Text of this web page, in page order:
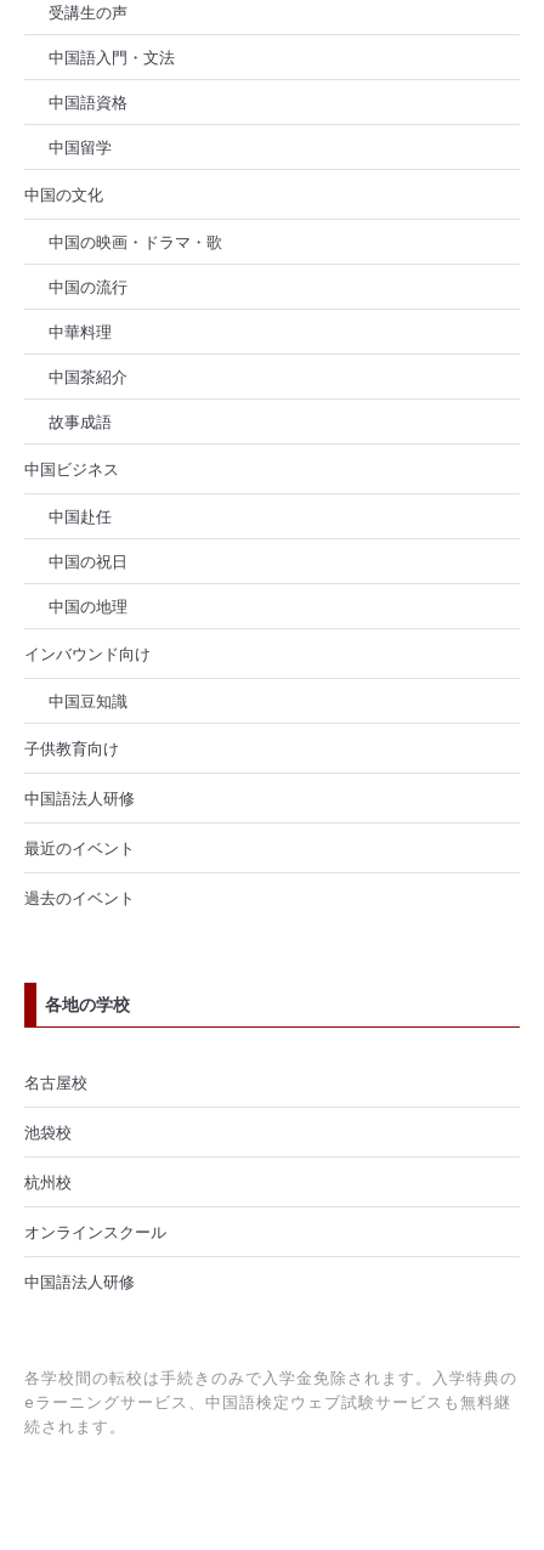
受講生の声
中国語入門・文法
中国語資格
中国留学
中国の文化
中国の映画・ドラマ・歌
中国の流行
中華料理
中国茶紹介
故事成語
中国ビジネス
中国赴任
中国の祝日
中国の地理
インバウンド向け
中国豆知識
子供教育向け
中国語法人研修
最近のイベント
過去のイベント
各地の学校
名古屋校
池袋校
杭州校
オンラインスクール
中国語法人研修
各学校間の転校は手続きのみで入学金免除されます。入学特典の
eラーニングサービス、中国語検定ウェブ試験サービスも無料継
続されます。